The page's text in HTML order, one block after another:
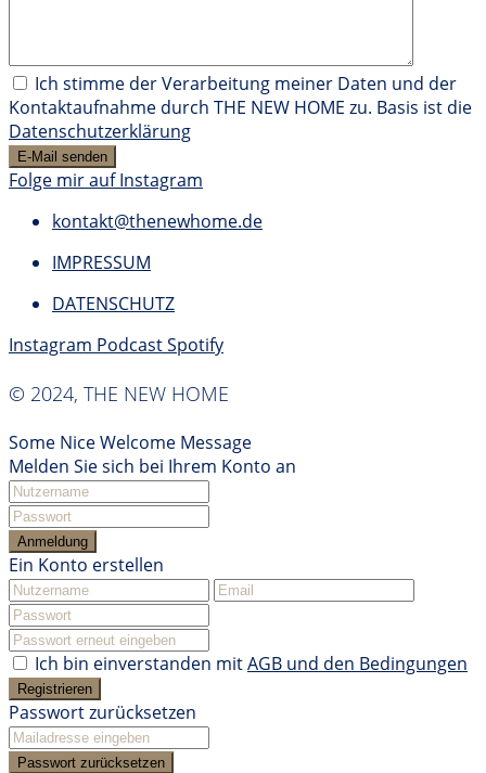
Ich stimme der Verarbeitung meiner Daten und der
Kontaktaufnahme durch THE NEW HOME zu. Basis ist die
Datenschutzerklärung
Folge mir auf Instagram
kontakt@thenewhome.de
IMPRESSUM
DATENSCHUTZ
Instagram PodcastSpotify
© 2024, THE NEW HOME
Some Nice Welcome Message
Melden Sie sich bei Ihrem Konto an
Anmeldung
Ein Konto erstellen
Ich bin einverstanden mitAGB und den Bedingungen
Registrieren
Passwort zurücksetzen
Passwort zurücksetzen